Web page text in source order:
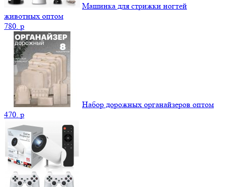
Машинка для стрижки ногтей
животных оптом
780. p
Набор дорожных органайзеров оптом
470. p